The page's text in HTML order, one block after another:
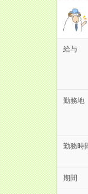
給与
勤務地
勤務時
期間